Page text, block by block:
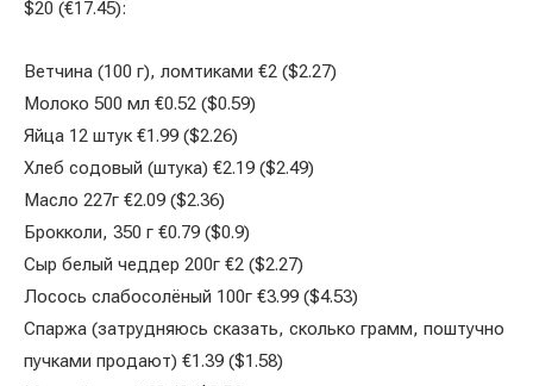
$20 (€17.45):
Ветчина (100 г), ломтиками €2 ($2.27)
Молоко 500 мл €0.52 ($0.59)
Яйца 12 штук €1.99 ($2.26)
Хлеб содовый (штука) €2.19 ($2.49)
Масло 227г €2.09 ($2.36)
Брокколи, 350 г €0.79 ($0.9)
Сыр белый чеддер 200г €2 ($2.27)
Лосось слабосолёный 100г €3.99 ($4.53)
Спаржа (затрудняюсь сказать, сколько грамм, поштучно
пучками продают) €1.39 ($1.58)